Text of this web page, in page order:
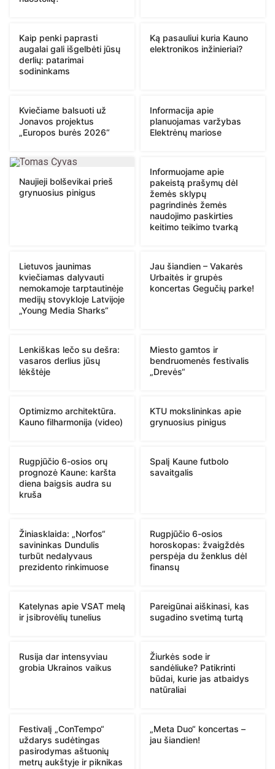
Kaip penki paprasti
augalai gali išgelbėti jūsų
derlių: patarimai
sodininkams
Ką pasauliui kuria Kauno
elektronikos inžinieriai?
Kviečiame balsuoti už
Jonavos projektus
„Europos burės 2026“
Informacija apie
planuojamas varžybas
Elektrėnų mariose
Naujieji bolševikai prieš
grynuosius pinigus
Informuojame apie
pakeistą prašymų dėl
žemės sklypų
pagrindinės žemės
naudojimo paskirties
keitimo teikimo tvarką
Lietuvos jaunimas
kviečiamas dalyvauti
nemokamoje tarptautinėje
medijų stovykloje Latvijoje
„Young Media Sharks“
Jau šiandien – Vakarės
Urbaitės ir grupės
koncertas Gegučių parke!
Lenkiškas lečo su dešra:
vasaros derlius jūsų
lėkštėje
Miesto gamtos ir
bendruomenės festivalis
„Drevės“
Optimizmo architektūra.
Kauno filharmonija (video)
KTU mokslininkas apie
grynuosius pinigus
Rugpjūčio 6-osios orų
prognozė Kaune: karšta
diena baigsis audra su
kruša
Spalį Kaune futbolo
savaitgalis
Žiniasklaida: „Norfos“
savininkas Dundulis
turbūt nedalyvaus
prezidento rinkimuose
Rugpjūčio 6-osios
horoskopas: žvaigždės
perspėja du ženklus dėl
finansų
Katelynas apie VSAT melą
ir įsibrovėlių tunelius
Pareigūnai aiškinasi, kas
sugadino svetimą turtą
Rusija dar intensyviau
grobia Ukrainos vaikus
Žiurkės sode ir
sandėliuke? Patikrinti
būdai, kurie jas atbaidys
natūraliai
Festivalį „ConTempo“
uždarys sudėtingas
pasirodymas aštuonių
metrų aukštyje ir piknikas
„Meta Duo“ koncertas –
jau šiandien!